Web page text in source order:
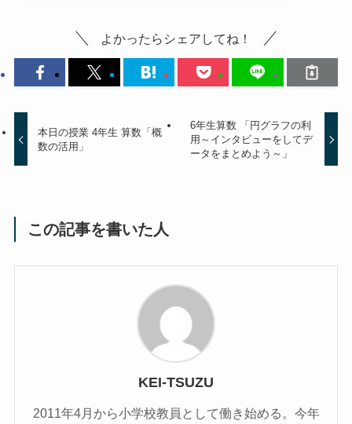
よかったらシェアしてね！
本日の授業 4年生 算数「概
数の活用」
6年生算数 「円グラフの利
用～インタビューをしてデ
ータをまとめよう～」
この記事を書いた人
KEI-TSUZU
2011年4月から小学校教員として働き始める。今年